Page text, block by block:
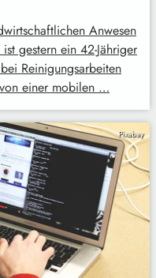
Anwesen
gestern ein 42-Jähriger
Reinigungsarbeiten
einer mobilen …
Pixabay